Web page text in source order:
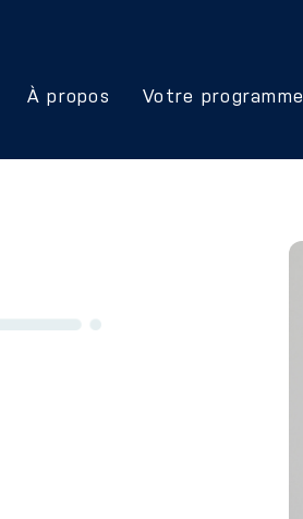
À propos Votre programme